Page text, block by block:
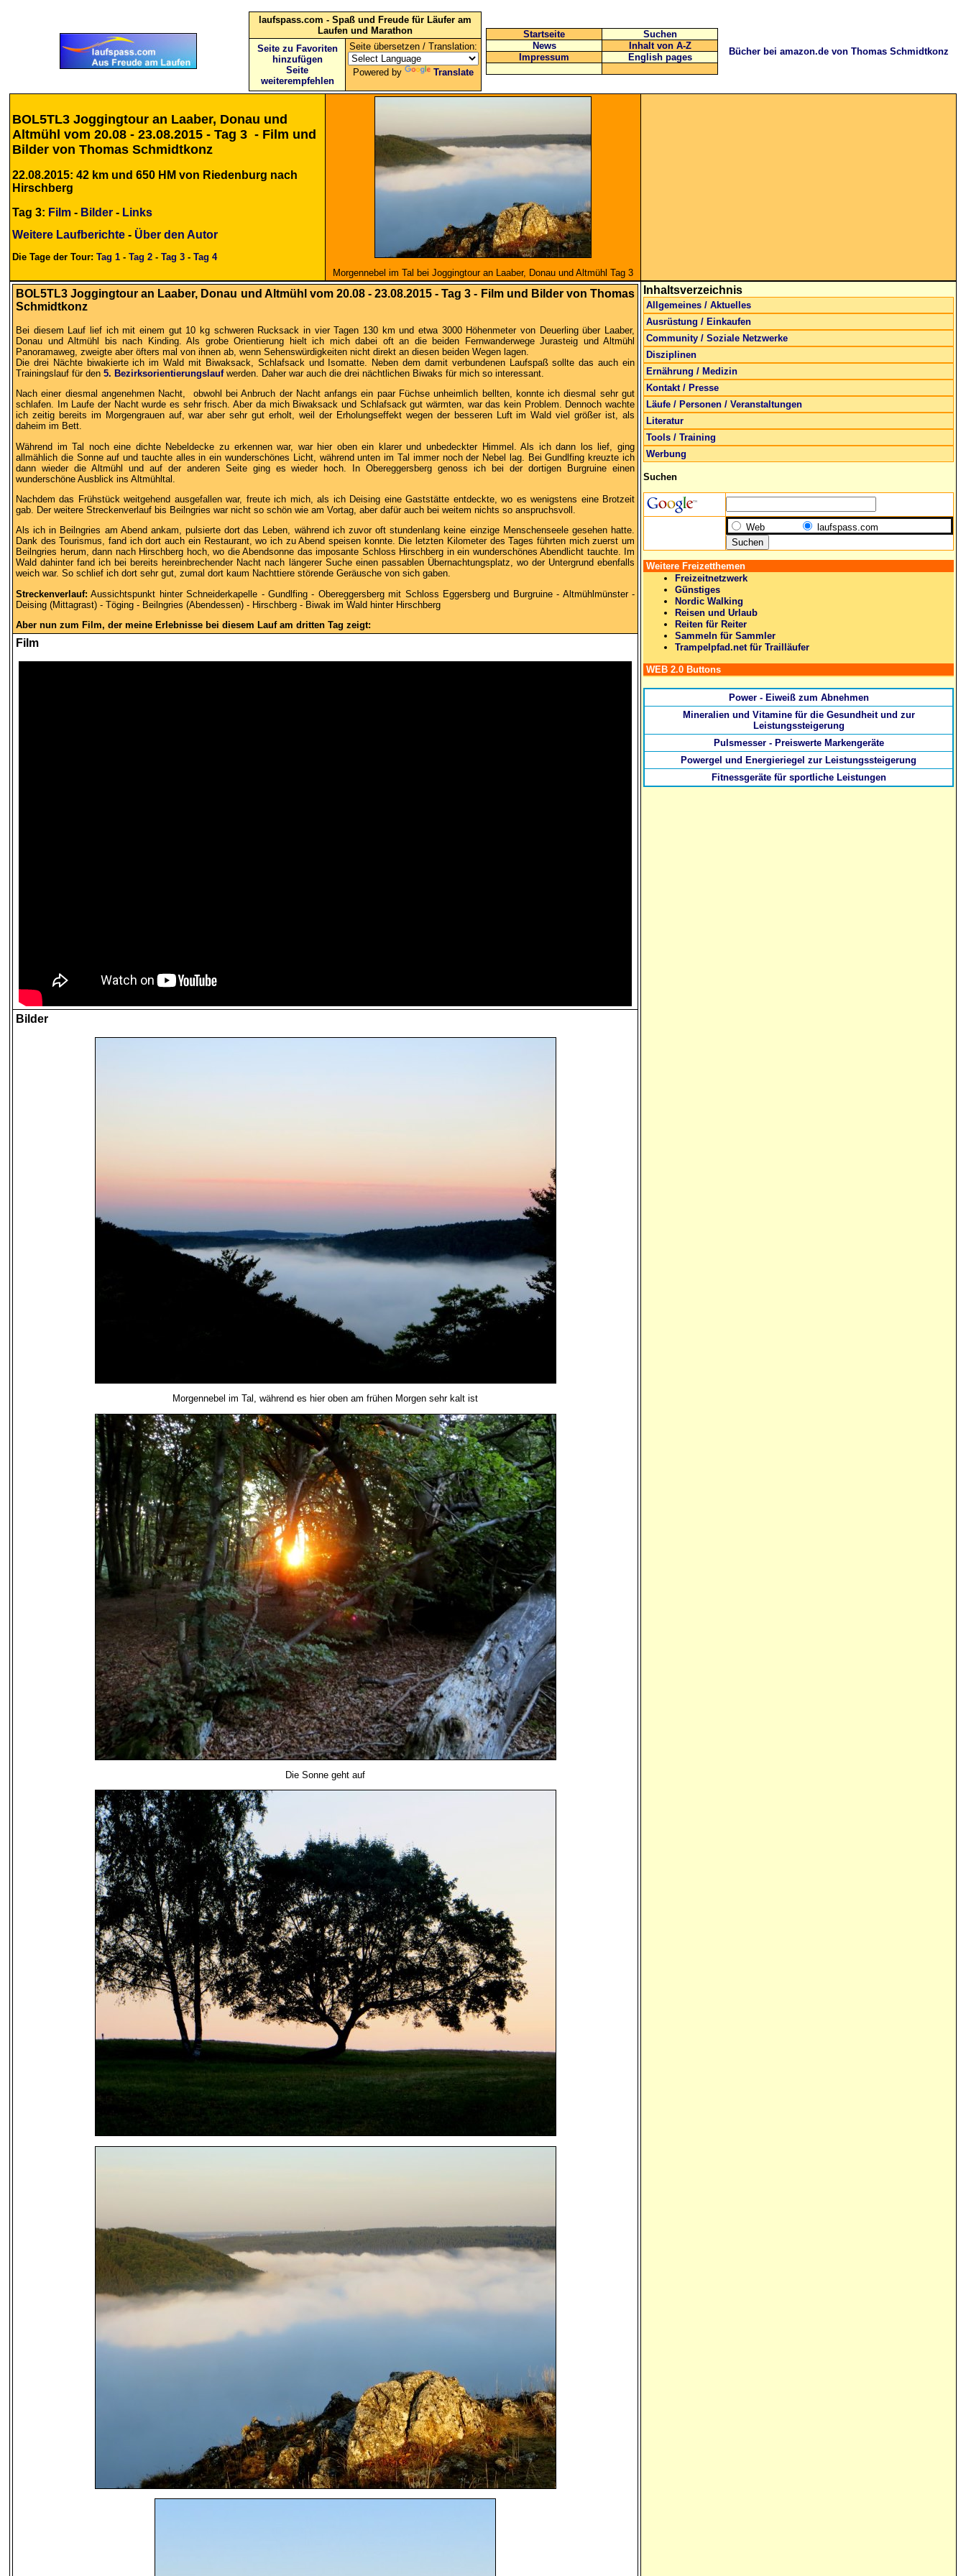
laufspass.com - Spaß und Freude für Läufer am
Laufen und Marathon
Seite zu Favoriten
hinzufügen
Seite
weiterempfehlen
Seite übersetzen / Translation:
Powered by Translate
Startseite
Suchen
News
Inhalt von A-Z
Impressum
English pages
Bücher bei amazon.de von Thomas Schmidtkonz
BOL5TL3 Joggingtour an Laaber, Donau und
Altmühl vom 20.08 - 23.08.2015 - Tag 3 - Film und
Bilder von Thomas Schmidtkonz
22.08.2015: 42 km und 650 HM von Riedenburg nach
Hirschberg
Tag 3: Film - Bilder - Links
Weitere Laufberichte - Über den Autor
Die Tage der Tour: Tag 1 - Tag 2 - Tag 3 - Tag 4
Morgennebel im Tal bei Joggingtour an Laaber, Donau und Altmühl Tag 3
BOL5TL3 Joggingtour an Laaber, Donau und Altmühl vom 20.08 - 23.08.2015 - Tag 3 - Film und Bilder von Thomas
Schmidtkonz
Bei diesem Lauf lief ich mit einem gut 10 kg schweren Rucksack in vier Tagen 130 km und etwa 3000 Höhenmeter von Deuerling über Laaber,
Donau und Altmühl bis nach Kinding. Als grobe Orientierung hielt ich mich dabei oft an die beiden Fernwanderwege Jurasteig und Altmühl
Panoramaweg, zweigte aber öfters mal von ihnen ab, wenn Sehenswürdigkeiten nicht direkt an diesen beiden Wegen lagen.
Die drei Nächte biwakierte ich im Wald mit Biwaksack, Schlafsack und Isomatte. Neben dem damit verbundenen Laufspaß sollte das auch ein
Trainingslauf für den 5. Bezirksorientierungslaufwerden. Daher war auch die drei nächtlichen Biwaks für mich so interessant.
Nach einer diesmal angenehmen Nacht, obwohl bei Anbruch der Nacht anfangs ein paar Füchse unheimlich bellten, konnte ich diesmal sehr gut
schlafen. Im Laufe der Nacht wurde es sehr frisch. Aber da mich Biwaksack und Schlafsack gut wärmten, war das kein Problem. Dennoch wachte
ich zeitig bereits im Morgengrauen auf, war aber sehr gut erholt, weil der Erholungseffekt wegen der besseren Luft im Wald viel größer ist, als
daheim im Bett.
Während im Tal noch eine dichte Nebeldecke zu erkennen war, war hier oben ein klarer und unbedeckter Himmel. Als ich dann los lief, ging
allmählich die Sonne auf und tauchte alles in ein wunderschönes Licht, während unten im Tal immer noch der Nebel lag. Bei Gundlfing kreuzte ich
dann wieder die Altmühl und auf der anderen Seite ging es wieder hoch. In Obereggersberg genoss ich bei der dortigen Burgruine einen
wunderschöne Ausblick ins Altmühltal.
Nachdem das Frühstück weitgehend ausgefallen war, freute ich mich, als ich Deising eine Gaststätte entdeckte, wo es wenigstens eine Brotzeit
gab. Der weitere Streckenverlauf bis Beilngries war nicht so schön wie am Vortag, aber dafür auch bei weitem nichts so anspruchsvoll.
Als ich in Beilngries am Abend ankam, pulsierte dort das Leben, während ich zuvor oft stundenlang keine einzige Menschenseele gesehen hatte.
Dank des Tourismus, fand ich dort auch ein Restaurant, wo ich zu Abend speisen konnte. Die letzten Kilometer des Tages führten mich zuerst um
Beilngries herum, dann nach Hirschberg hoch, wo die Abendsonne das imposante Schloss Hirschberg in ein wunderschönes Abendlicht tauchte. Im
Wald dahinter fand ich bei bereits hereinbrechender Nacht nach längerer Suche einen passablen Übernachtungsplatz, wo der Untergrund ebenfalls
weich war. So schlief ich dort sehr gut, zumal dort kaum Nachttiere störende Geräusche von sich gaben.
Streckenverlauf: Aussichtspunkt hinter Schneiderkapelle - Gundlfing - Obereggersberg mit Schloss Eggersberg und Burgruine - Altmühlmünster -
Deising (Mittagrast) - Töging - Beilngries (Abendessen) - Hirschberg - Biwak im Wald hinter Hirschberg
Aber nun zum Film, der meine Erlebnisse bei diesem Lauf am dritten Tag zeigt:
Film
Bilder
Morgennebel im Tal, während es hier oben am frühen Morgen sehr kalt ist
Die Sonne geht auf
Inhaltsverzeichnis
Allgemeines / Aktuelles
Ausrüstung / Einkaufen
Community / Soziale Netzwerke
Disziplinen
Ernährung / Medizin
Kontakt / Presse
Läufe / Personen / Veranstaltungen
Literatur
Tools / Training
Werbung
Suchen
Web laufspass.com
Weitere Freizetthemen
Freizeitnetzwerk
Günstiges
Nordic Walking
Reisen und Urlaub
Reiten für Reiter
Sammeln für Sammler
Trampelpfad.net für Trailläufer
WEB 2.0 Buttons
Power - Eiweiß zum Abnehmen
Mineralien und Vitamine für die Gesundheit und zur
Leistungssteigerung
Pulsmesser - Preiswerte Markengeräte
Powergel und Energieriegel zur Leistungssteigerung
Fitnessgeräte für sportliche Leistungen